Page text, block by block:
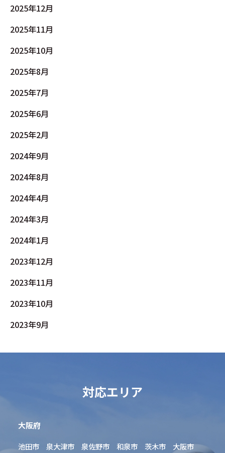
2025年12月
2025年11月
2025年10月
2025年8月
2025年7月
2025年6月
2025年2月
2024年9月
2024年8月
2024年4月
2024年3月
2024年1月
2023年12月
2023年11月
2023年10月
2023年9月
対応エリア
大阪府
池田市 泉大津市 泉佐野市 和泉市 茨木市 大阪市